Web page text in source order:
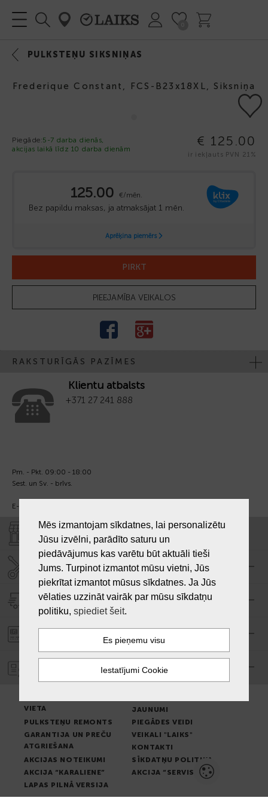
PULKSTEŅU SIKSNIŅAS
Frederique Constant, FCS-B23x18XL, Siksniņa
Piegāde:5-7 darba dienās,
akcijas laikā līdz 10 darba dienām
€ 125.00
ir iekļauts PVN 21%
PIRKT
PIEEJAMĪBA VEIKALOS
RAKSTURĪGĀS PAZĪMES
Klientu atbalsts
+371 27 241 888
Pm. - Pkt. 09:00 - 18:00
Sest. un Sv. - brīvs.
E-pasts:
VEIKALI "LAIKS"
SERVISA CENTRS "LAIKS"
PIEGĀDE
GARANTIJA
VIETA
JAUNUMI
PULKSTEŅU REMONTS
PIEGĀDES VEIDI
GARANTIJA UN PREČU
ATGRIEŠANA
VEIKALI "LAIKS"
KONTAKTI
AKCIJAS NOTEIKUMI
SĪKDATŅU POLITIKA
AKCIJA “KARALIENE”
AKCIJA “SERVISS”
LAPAS PILNĀ VERSIJA
Mēs izmantojam sīkdatnes, lai personalizētu
Jūsu izvēlni, parādīto saturu un
piedāvājumus kas varētu būt aktuāli tieši
Jums. Turpinot izmantot mūsu vietni, Jūs
piekrītat izmantot mūsus sīkdatnes. Ja Jūs
vēlaties uzzināt vairāk par mūsu sīkdatņu
politiku, spiediet šeit.